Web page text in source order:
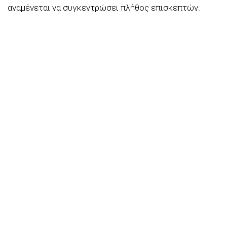
αναμένεται να συγκεντρώσει πλήθος επισκεπτών.